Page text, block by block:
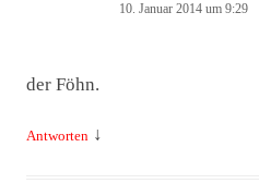
10. Januar 2014 um 9:29
der Föhn.
Antworten ↓